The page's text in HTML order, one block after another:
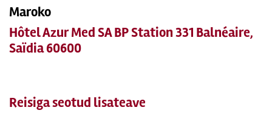
Maroko
Hôtel Azur Med SA BP Station 331 Balnéaire,
Saïdia 60600
Reisiga seotud lisateave